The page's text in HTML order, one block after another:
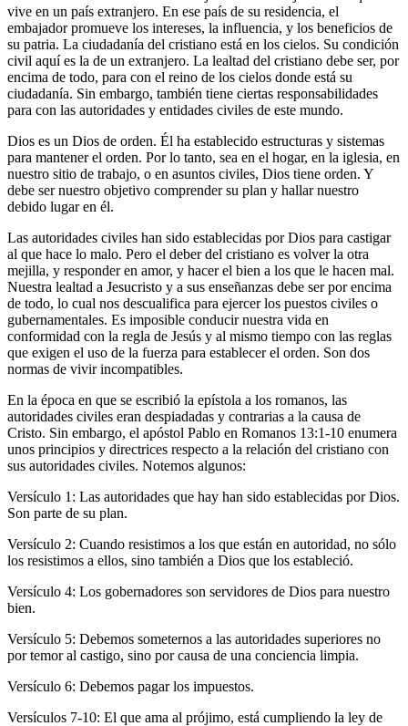
vive en un país extranjero. En ese país de su residencia, el
embajador promueve los intereses, la influencia, y los beneficios de
su patria. La ciudadanía del cristiano está en los cielos. Su condición
civil aquí es la de un extranjero. La lealtad del cristiano debe ser, por
encima de todo, para con el reino de los cielos donde está su
ciudadanía. Sin embargo, también tiene ciertas responsabilidades
para con las autoridades y entidades civiles de este mundo.
Dios es un Dios de orden. Él ha establecido estructuras y sistemas
para mantener el orden. Por lo tanto, sea en el hogar, en la iglesia, en
nuestro sitio de trabajo, o en asuntos civiles, Dios tiene orden. Y
debe ser nuestro objetivo comprender su plan y hallar nuestro
debido lugar en él.
Las autoridades civiles han sido establecidas por Dios para castigar
al que hace lo malo. Pero el deber del cristiano es volver la otra
mejilla, y responder en amor, y hacer el bien a los que le hacen mal.
Nuestra lealtad a Jesucristo y a sus enseñanzas debe ser por encima
de todo, lo cual nos descualifica para ejercer los puestos civiles o
gubernamentales. Es imposible conducir nuestra vida en
conformidad con la regla de Jesús y al mismo tiempo con las reglas
que exigen el uso de la fuerza para establecer el orden. Son dos
normas de vivir incompatibles.
En la época en que se escribió la epístola a los romanos, las
autoridades civiles eran despiadadas y contrarias a la causa de
Cristo. Sin embargo, el apóstol Pablo en Romanos 13:1-10 enumera
unos principios y directrices respecto a la relación del cristiano con
sus autoridades civiles. Notemos algunos:
Versículo 1: Las autoridades que hay han sido establecidas por Dios.
Son parte de su plan.
Versículo 2: Cuando resistimos a los que están en autoridad, no sólo
los resistimos a ellos, sino también a Dios que los estableció.
Versículo 4: Los gobernadores son servidores de Dios para nuestro
bien.
Versículo 5: Debemos someternos a las autoridades superiores no
por temor al castigo, sino por causa de una conciencia limpia.
Versículo 6: Debemos pagar los impuestos.
Versículos 7-10: El que ama al prójimo, está cumpliendo la ley de